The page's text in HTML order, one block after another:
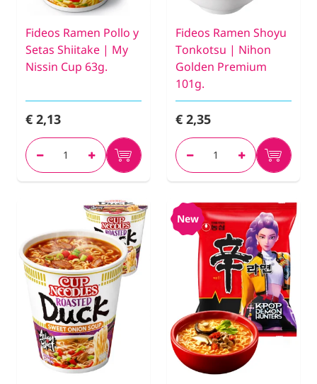
Fideos Ramen Pollo y
Setas Shiitake | My
Nissin Cup 63g.
€ 2,13
Fideos Ramen Shoyu
Tonkotsu | Nihon
Golden Premium
101g.
€ 2,35
New